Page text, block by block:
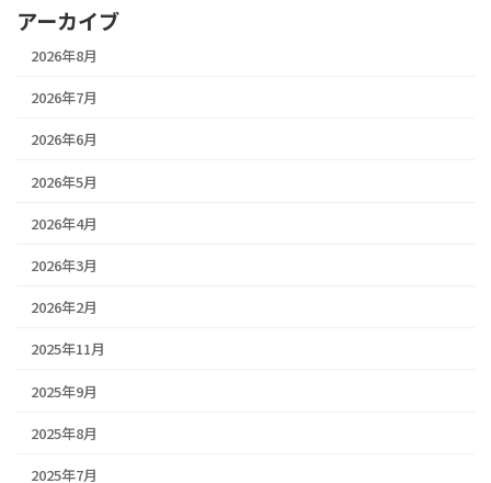
アーカイブ
2026年8月
2026年7月
2026年6月
2026年5月
2026年4月
2026年3月
2026年2月
2025年11月
2025年9月
2025年8月
2025年7月